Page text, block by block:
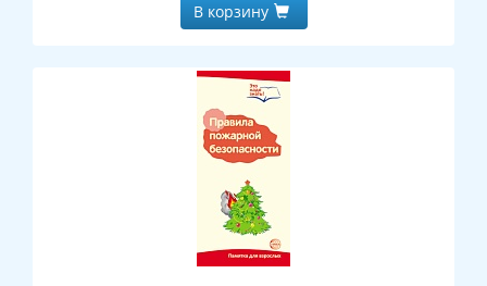
В корзину